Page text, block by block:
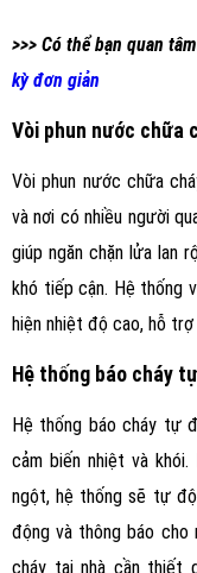
>>> Có thể bạn quan
kỳ đơn giản
Vòi phun nước chữa
Vòi phun nước chữa
và nơi có nhiều người
giúp ngăn chặn lửa lan
khó tiếp cận. Hệ thống
hiện nhiệt độ cao, hỗ
Hệ thống báo cháy
Hệ thống báo cháy tự
cảm biến nhiệt và
ngột, hệ thống sẽ tự
động và thông báo
cháy tại nhà cần thiết